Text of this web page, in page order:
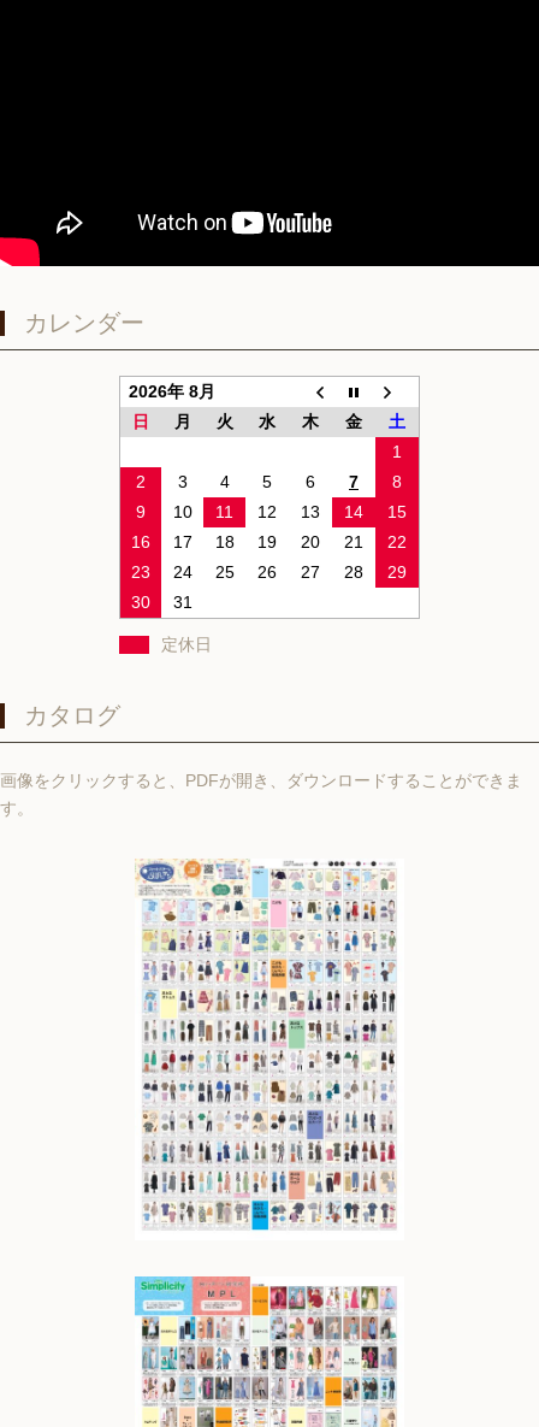
カレンダー
2026年 8月
日
月 火 水 木 金
土
1
2
3 4 5 6 7
8
9
10 11 12 13 14
15
16
17 18 19 20 21
22
23
24 25 26 27 28
29
30
31
定休日
カタログ
画像をクリックすると、PDFが開き、ダウンロードすることができま
す。